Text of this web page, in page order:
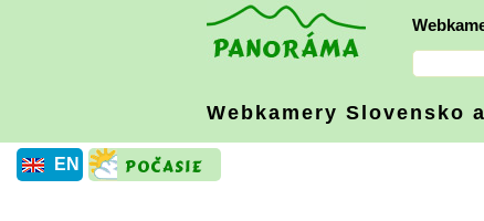
Webkamery Slovensko
EN